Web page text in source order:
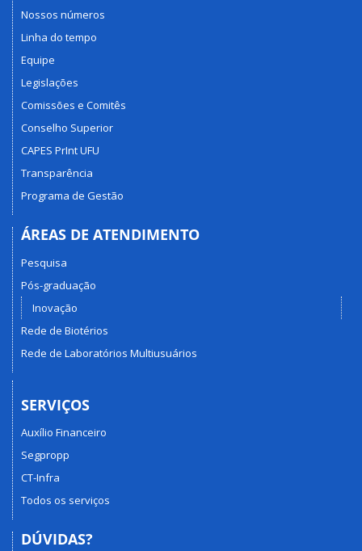
Nossos números
Linha do tempo
Equipe
Legislações
Comissões e Comitês
Conselho Superior
CAPES PrInt UFU
Transparência
Programa de Gestão
ÁREAS DE ATENDIMENTO
Pesquisa
Pós-graduação
Inovação
Rede de Biotérios
Rede de Laboratórios Multiusuários
SERVIÇOS
Auxílio Financeiro
Segpropp
CT-Infra
Todos os serviços
DÚVIDAS?